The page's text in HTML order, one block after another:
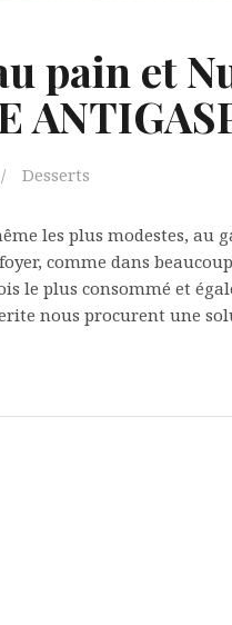
pain et
Desserts
les plus modestes, au
comme dans
le plus consommé et
nous procurent une